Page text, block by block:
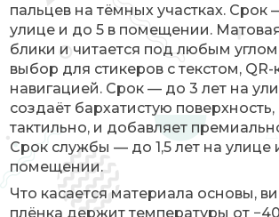
пальцев на тёмных участках. Срок
улице и до 5 в помещении.
блики и читается под любым
выбор для стикеров с текстом,
навигацией. Срок — до 3 лет на
создаёт бархатистую
тактильно, и добавляет
Срок службы — до 1,5 лет на улице
помещении.
Что касается материала основы,
плёнка держит температуры от